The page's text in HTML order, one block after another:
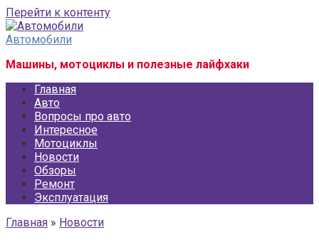
Перейти к контенту
Автомобили
Машины, мотоциклы и полезные лайфхаки
Главная
Авто
Вопросы про авто
Интересное
Мотоциклы
Новости
Обзоры
Ремонт
Эксплуатация
Главная » Новости